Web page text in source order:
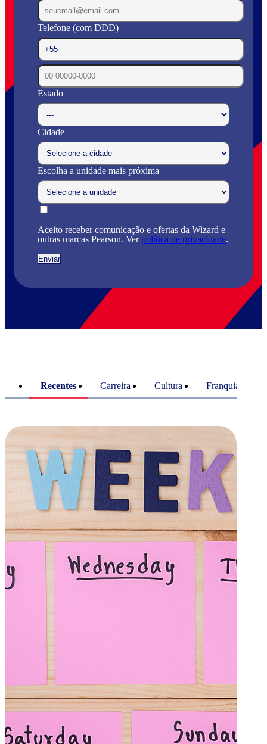
Telefone (com DDD)
Estado
Cidade
Escolha a unidade mais próxima
Aceito receber comunicação e ofertas da Wizard e
outras marcas Pearson. Verpolítica de privacidade.
Recentes Carreira Cultura Franquias